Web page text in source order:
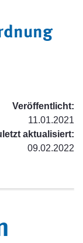
Veröffentlicht:
11.01.2021
aktualisiert:
09.02.2022